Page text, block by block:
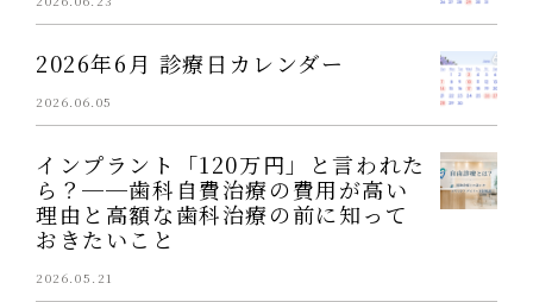
2026年6月 診療日カレンダー
2026.06.05
インプラント「120万円」と言われた
ら？──歯科自費治療の費用が高い
理由と高額な歯科治療の前に知って
おきたいこと
2026.05.21